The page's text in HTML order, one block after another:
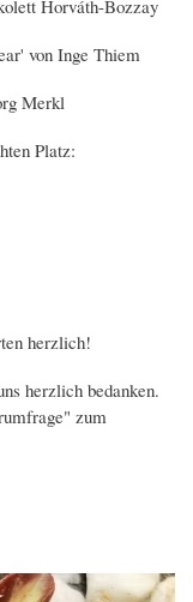
Horváth-Bozzay
von Inge Thiem
Merkl
Platz:
herzlich!
herzlich bedanken.
zum